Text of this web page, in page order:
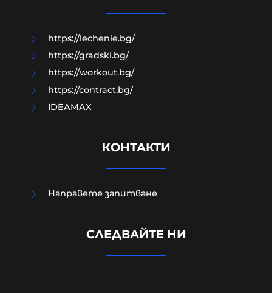
подкрепят призива за забрана на
https://lechenie.bg/
https://gradski.bg/
https://workout.bg/
https://contract.bg/
IDEAMAX
КОНТАКТИ
Направете запитване
СЛЕДВАЙТЕ НИ